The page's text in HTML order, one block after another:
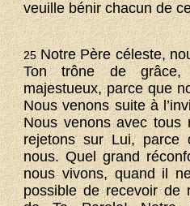
veuille bénir chacun de
25Notre Père céleste,
Ton trône de
majestueux, parce que
Nous venons suite à
Nous venons avec tous
rejetons sur Lui, parce
nous. Quel grand
nous vivons, quand il
possible de recevoir de